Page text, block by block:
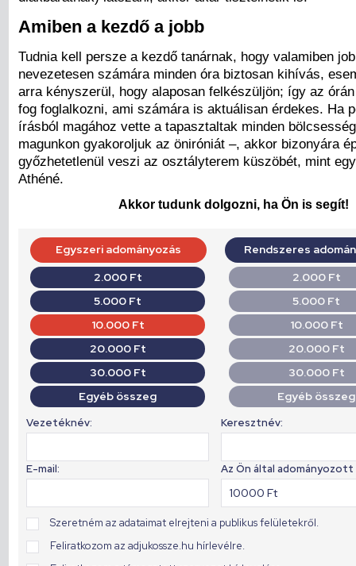
Amiben a kezdő a jobb
Tudnia kell persze a kezdő tanárnak, hogy valamiben
nevezetesen számára minden óra biztosan kihívás,
arra kényszerül, hogy alaposan felkészüljön; így az
fog foglalkozni, ami számára is aktuálisan érdekes. Ha
írásból magához vette a tapasztaltak minden
magunkon gyakoroljuk az öniróniát –, akkor bizonyára
győzhetetlenül veszi az osztályterem küszöbét, mint
Athéné.
Akkor tudunk dolgozni, ha Ön is segít!